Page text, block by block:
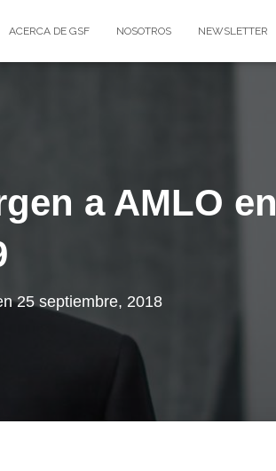
ACERCA DE GSF NOSOTROS NEWSLETTER
a AMLO en
25 septiembre, 2018